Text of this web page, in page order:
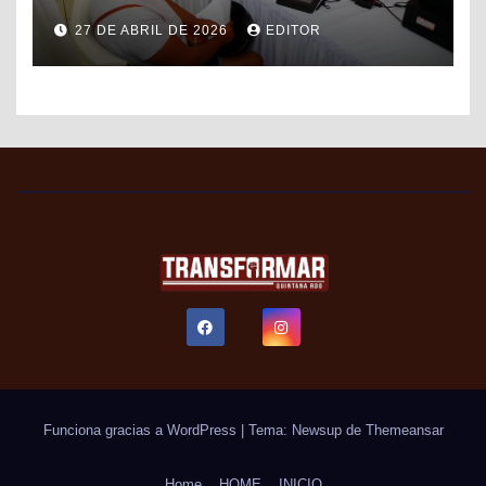
DE FORMALIZACIÓN Y
PROGRESO DEL SAT PARA
FACILITAR TRÁMITES FISCALES
27 DE ABRIL DE 2026 EDITOR
Funciona gracias a WordPress | Tema: Newsup de Themeansar